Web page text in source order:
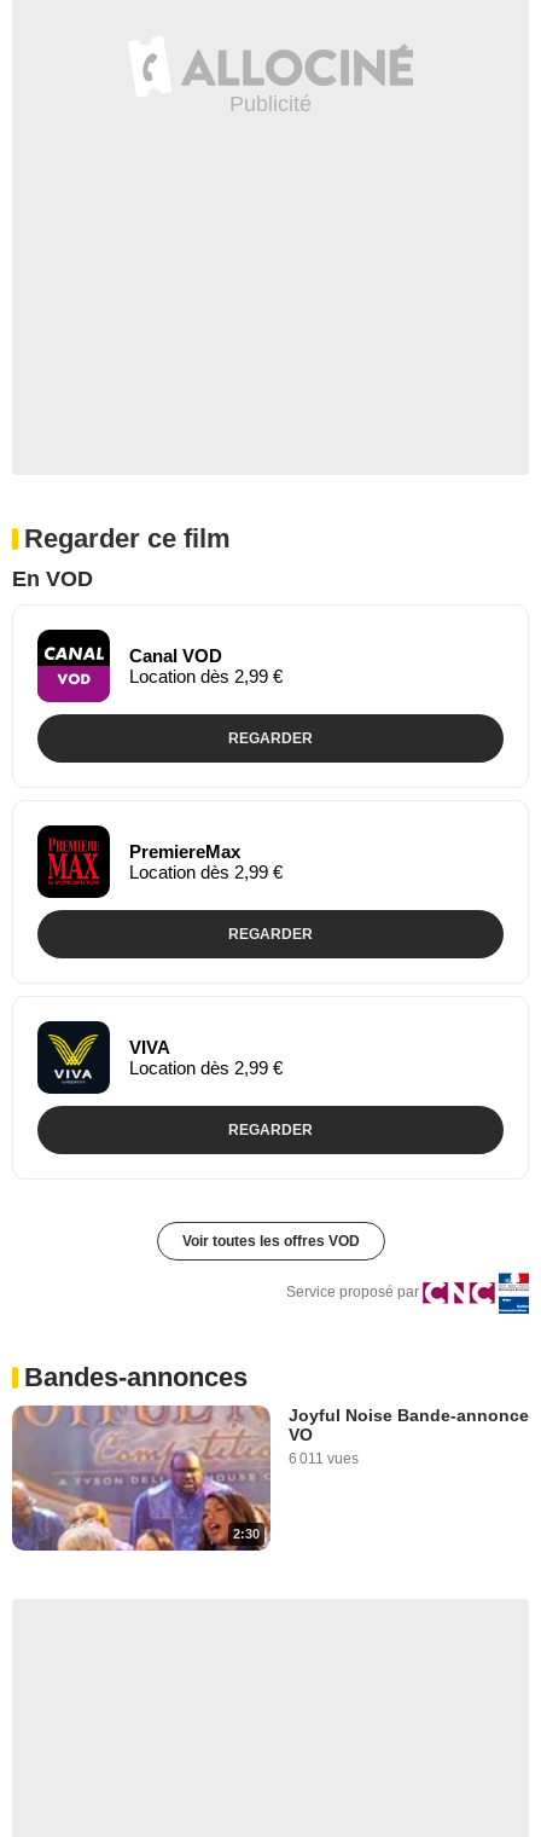
Regarder ce film
En VOD
Canal VOD
Location dès 2,99 €
REGARDER
PremiereMax
Location dès 2,99 €
REGARDER
VIVA
Location dès 2,99 €
REGARDER
Voir toutes les offres VOD
Service proposé par
Bandes-annonces
2:30
Joyful Noise Bande-annonce
VO
6 011 vues